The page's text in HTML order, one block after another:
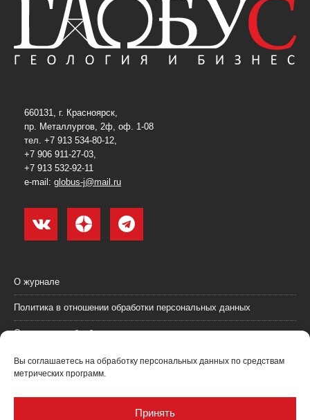
Вы соглашаетесь на обработку персональных данных по средствам
метрических программ.
Принять
660131, г. Красноярск,
пр. Металлургов, 2ф, оф. 1-08
тел. +7 913 534-80-12,
+7 906 911-27-03,
+7 913 532-92-11
e-mail: globus-j@mail.ru
О журнале
Политика в отношении обработки персональных данных
Согласие на обработку персональных данных
Пользовательское соглашение (оферта)